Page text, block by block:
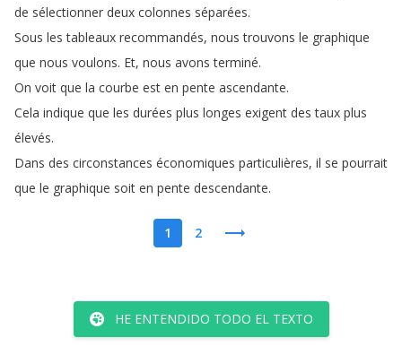
de sélectionner deux colonnes séparées.
Sous les tableaux recommandés, nous trouvons le graphique
que nous voulons. Et, nous avons terminé.
On voit que la courbe est en pente ascendante.
Cela indique que les durées plus longes exigent des taux plus
élevés.
Dans des circonstances économiques particulières, il se pourrait
que le graphique soit en pente descendante.
1 2
HE ENTENDIDO TODO EL TEXTO